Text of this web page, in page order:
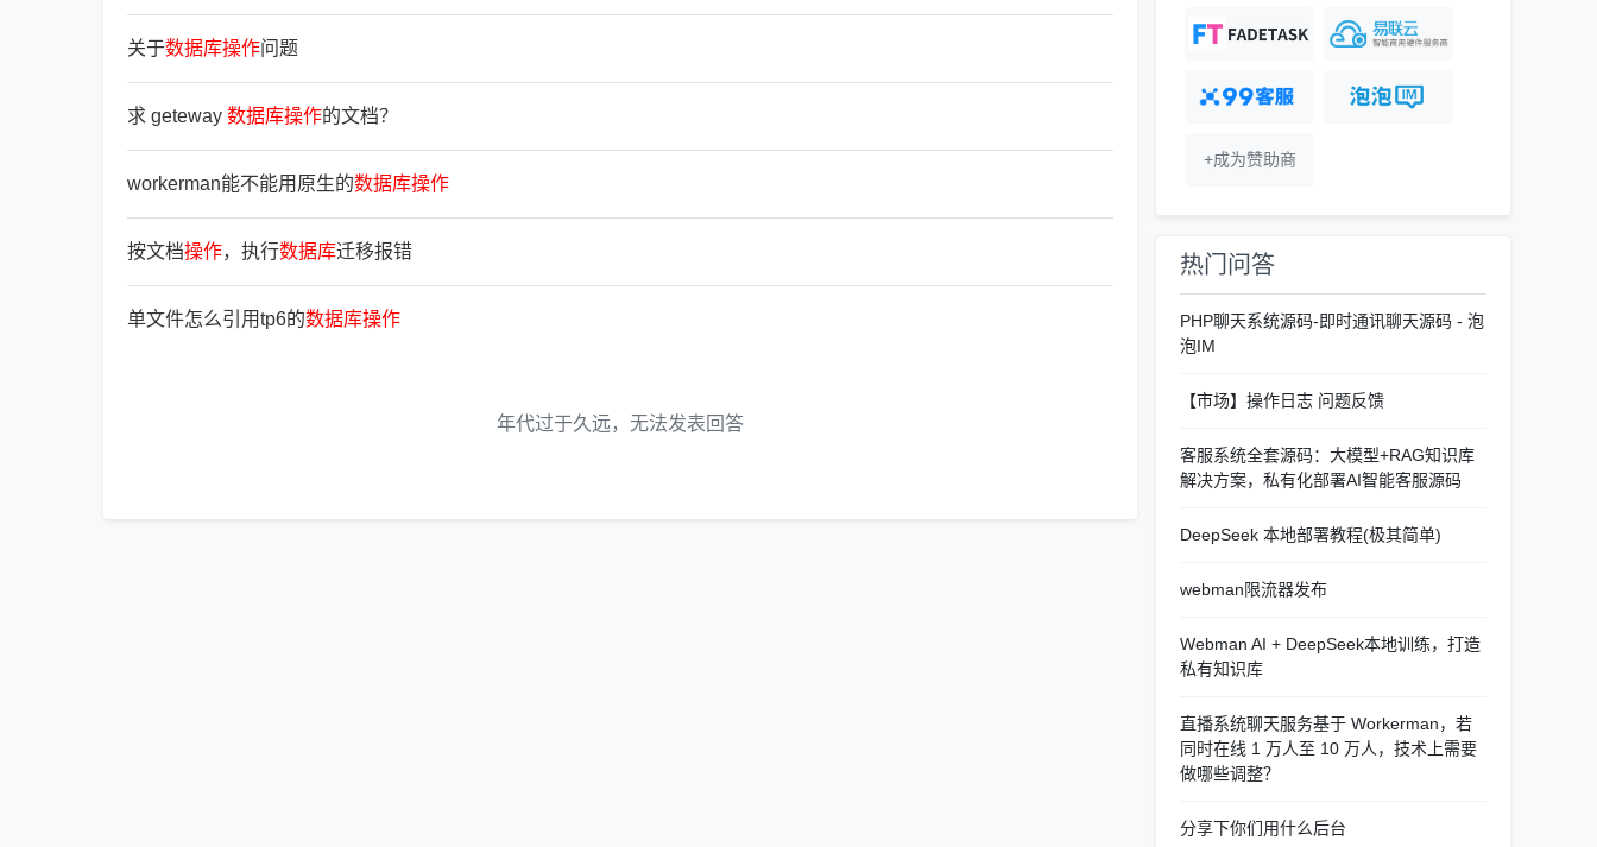
关于数据库操作问题
求 geteway 数据库操作的文档？
workerman能不能用原生的数据库操作
按文档操作，执行数据库迁移报错
单文件怎么引用tp6的数据库操作
年代过于久远，无法发表回答
+成为赞助商
热门问答
PHP聊天系统源码-即时通讯聊天源码 - 泡
泡IM
【市场】操作日志 问题反馈
客服系统全套源码：大模型+RAG知识库
解决方案，私有化部署AI智能客服源码
DeepSeek 本地部署教程(极其简单)
webman限流器发布
Webman AI + DeepSeek本地训练，打造
私有知识库
直播系统聊天服务基于 Workerman，若
同时在线 1 万人至 10 万人，技术上需要
做哪些调整？
分享下你们用什么后台